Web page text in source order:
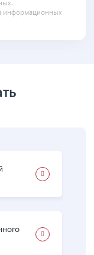
.
информационных